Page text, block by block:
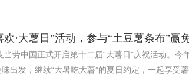
·大薯日”活动，参与“土豆薯条布”赢
当劳中国正式开启第十二届“大薯日”庆祝活动。今
出发，继续“大暑吃大薯”的夏日约定，一起享受